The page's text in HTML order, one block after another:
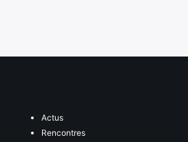
Actus
Rencontres